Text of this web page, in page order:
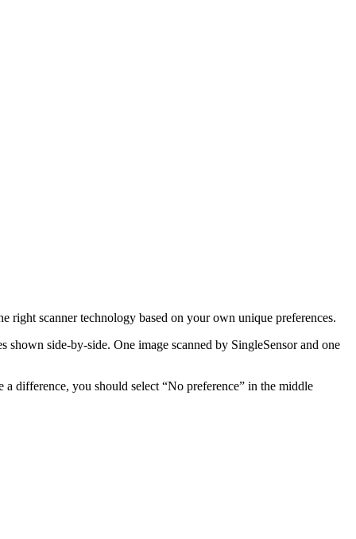
scanner technology based on your own unique preferences.
side-by-side. One image scanned by SingleSensor and one
difference, you should select “No preference” in the middle